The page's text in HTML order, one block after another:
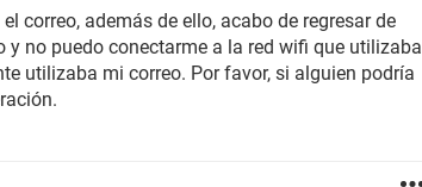
correo, además de ello, acabo de regresar de
y no puedo conectarme a la red wifi que utilizaba
utilizaba mi correo. Por favor, si alguien podría